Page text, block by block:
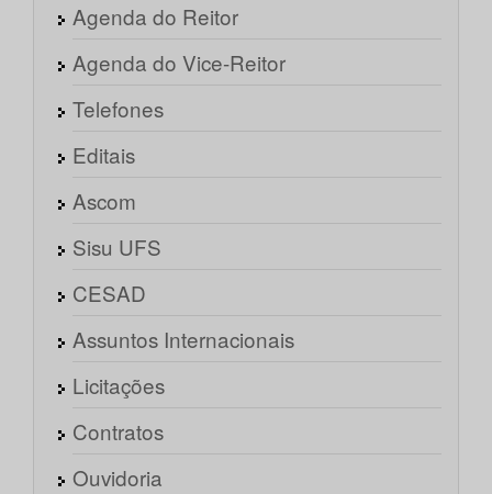
Agenda do Reitor
Agenda do Vice-Reitor
Telefones
Editais
Ascom
Sisu UFS
CESAD
Assuntos Internacionais
Licitações
Contratos
Ouvidoria